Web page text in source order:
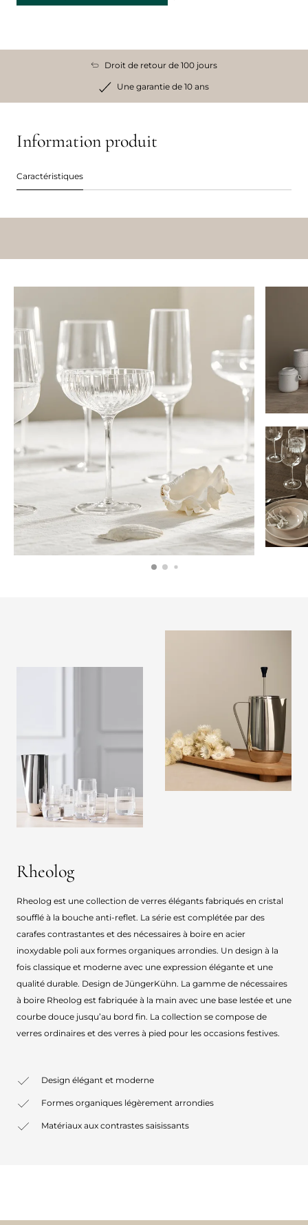
Droit de retour de 100 jours
Une garantie de 10 ans
Information produit
Caractéristiques
Rheolog
Rheolog est une collection de verres élégants fabriqués en cristal
soufflé à la bouche anti-reflet. La série est complétée par des
carafes contrastantes et des nécessaires à boire en acier
inoxydable poli aux formes organiques arrondies. Un design à la
fois classique et moderne avec une expression élégante et une
qualité durable. Design de JüngerKühn. La gamme de nécessaires
à boire Rheolog est fabriquée à la main avec une base lestée et une
courbe douce jusqu’au bord fin. La collection se compose de
verres ordinaires et des verres à pied pour les occasions festives.
Design élégant et moderne
Formes organiques légèrement arrondies
Matériaux aux contrastes saisissants